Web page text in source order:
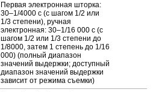
Первая электронная шторка:
30–1/4000 с (с шагом 1/2 или
1/3 степени), ручная
электронная: 30–1/16 000 с (с
шагом 1/2 или 1/3 степени до
1/8000, затем 1 степень до 1/16
000) (полный диапазон
значений выдержки; доступный
диапазон значений выдержки
зависит от режима съемки)